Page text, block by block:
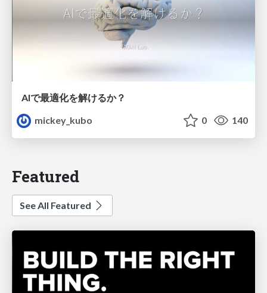
AIで最適化を解けるか？
mickey_kubo
0 140
Featured
See All Featured